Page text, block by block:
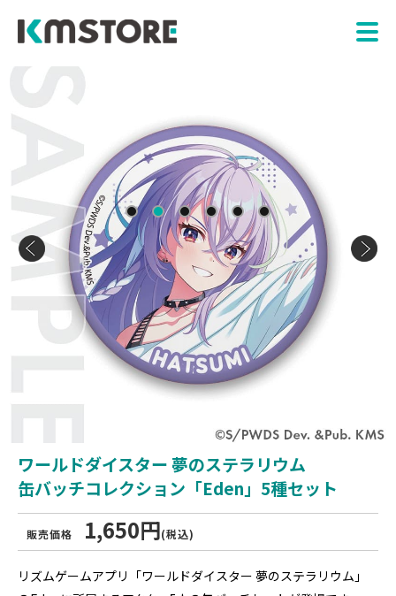
ワールドダイスター 夢のステラリウム
缶バッチコレクション「Eden」5種セット
販売価格 1,650円(税込)
リズムゲームアプリ「ワールドダイスター 夢のステラリウム」